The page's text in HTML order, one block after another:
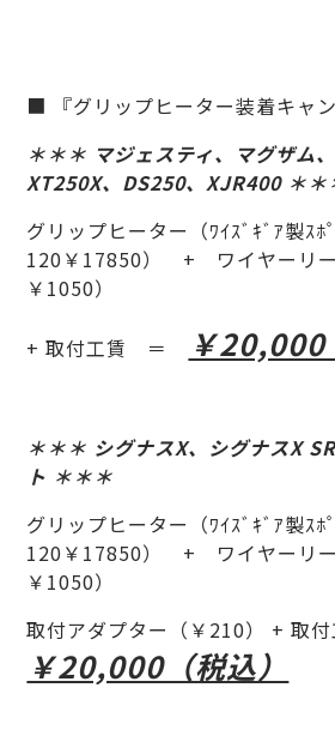
■ 『グリップヒーター装着キャ
＊＊＊ マジェスティ、マグザム
XT250X、DS250、XJR400 ＊＊
グリップヒーター（ﾜｲｽﾞｷﾞｱ製ｽﾎ
120￥17850） + ワイヤーリ
￥1050）
+ 取付工賃 ＝ ￥20,000
＊＊＊ シグナスX、シグナスX
ト ＊＊＊
グリップヒーター（ﾜｲｽﾞｷﾞｱ製ｽﾎ
120￥17850） + ワイヤーリ
￥1050）
取付アダプター（￥210） + 取
￥20,000（税込）